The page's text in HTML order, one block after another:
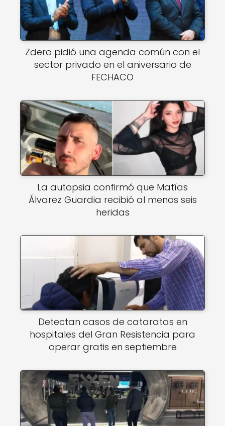
Zdero pidió una agenda común con el
sector privado en el aniversario de
FECHACO
La autopsia confirmó que Matías
Álvarez Guardia recibió al menos seis
heridas
Detectan casos de cataratas en
hospitales del Gran Resistencia para
operar gratis en septiembre